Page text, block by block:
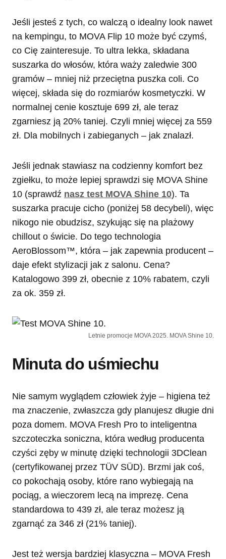
Jeśli jesteś z tych, co walczą o idealny look nawet
na kempingu, to MOVA Flip 10 może być czymś,
co Cię zainteresuje. To ultra lekka, składana
suszarka do włosów, która waży zaledwie 300
gramów – mniej niż przeciętna puszka coli. Co
więcej, składa się do rozmiarów kosmetyczki. W
normalnej cenie kosztuje 699 zł, ale teraz
zgarniesz ją 20% taniej. Czyli mniej więcej za 559
zł. Dla mobilnych i zabieganych – jak znalazł.
Jeśli jednak stawiasz na codzienny komfort bez
zgiełku, to może lepiej sprawdzi się MOVA Shine
10 (sprawdź nasz test MOVA Shine 10). Ta
suszarka pracuje cicho (poniżej 58 decybeli), więc
nikogo nie obudzisz, szykując się na plażowy
chillout o świcie. Do tego technologia
AeroBlossom™, która – jak zapewnia producent –
daje efekt stylizacji jak z salonu. Cena?
Katalogowo 399 zł, obecnie z 10% rabatem, czyli
za ok. 359 zł.
Letnie promocje MOVA 2025. MOVA Shine 10.
Minuta do uśmiechu
Nie samym wyglądem człowiek żyje – higiena też
ma znaczenie, zwłaszcza gdy planujesz długie dni
poza domem. MOVA Fresh Pro to inteligentna
szczoteczka soniczna, która według producenta
czyści zęby w minutę dzięki technologii 3DClean
(certyfikowanej przez TÜV SÜD). Brzmi jak coś,
co pokochają osoby, które rano wybiegają na
pociąg, a wieczorem lecą na imprezę. Cena
standardowa to 439 zł, ale teraz możesz ją
zgarnąć za 346 zł (21% taniej).
Jest też wersja bardziej klasyczna – MOVA Fresh